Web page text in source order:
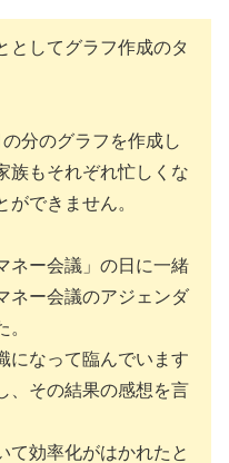
としてグラフ作成のタ
分のグラフを作成し
族もそれぞれ忙しくな
ができません。
ネー会議」の日に一緒
ネー会議のアジェンダ
になって臨んでいます
、その結果の感想を言
て効率化がはかれたと